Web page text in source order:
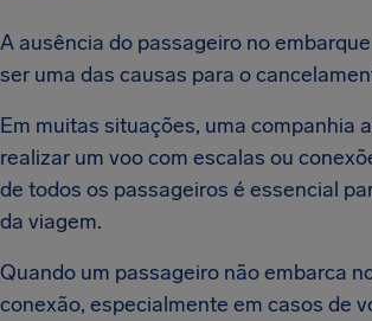
A ausência do passageiro no
ser uma das causas para o
Em muitas situações, uma companhia
realizar um voo com escalas ou
de todos os passageiros é essencial
da viagem.
Quando um passageiro não embarca
conexão, especialmente em casos de